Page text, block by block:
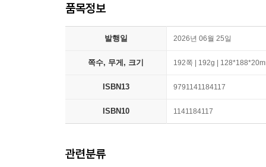
품목정보
발행일 2026년 06월 25일
쪽수, 무게, 크기 192쪽 | 192g |
ISBN13 9791141184117
ISBN10 1141184117
관련분류